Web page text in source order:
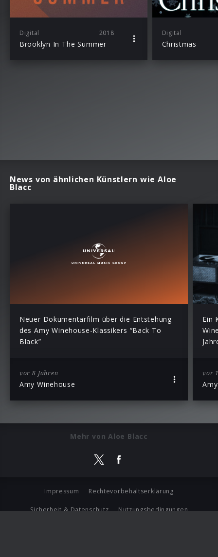
Digital 2018
Brooklyn In The Summer
Digital
Christmas
News von ähnlichen Künstlern wie Aloe
Blacc
Neuer Dokumentarfilm über die Entstehung
des Amy Winehouse-Klassikers “Back To
Black”
vor 8 Jahren
Amy Winehouse
Ein
vor
Mehr von Aloe Blacc
Impressum Rechtevorbehaltserklärung
Sicherheit & Datenschutz Nutzungsbedingungen